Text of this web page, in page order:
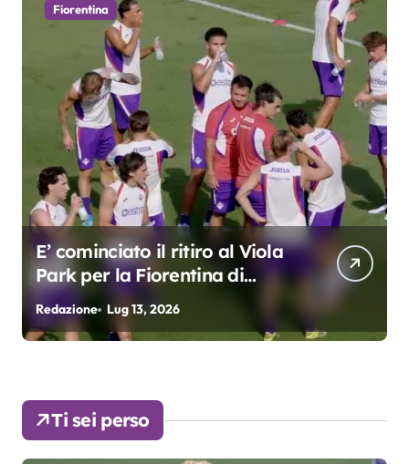
ritiro al Viola
di
Fiorentina
Grosso:
3. Kean e Fagioli
fondamentali. Atta
Lug 9, 2026
Ti sei perso